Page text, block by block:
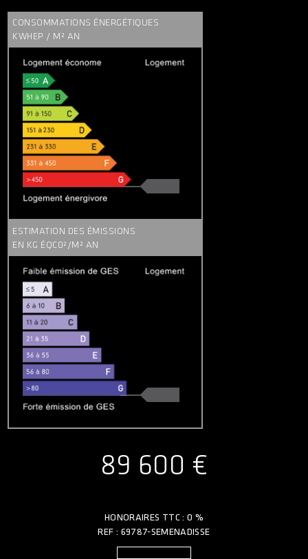
CONSOMMATIONS ÉNERGÉTIQUES
KWHEP / M² AN
ESTIMATION DES ÉMISSIONS
EN KG ÉQC0²/M² AN
89 600 €
HONORAIRES TTC : 0 %
REF : 69787-SEMENADISSE